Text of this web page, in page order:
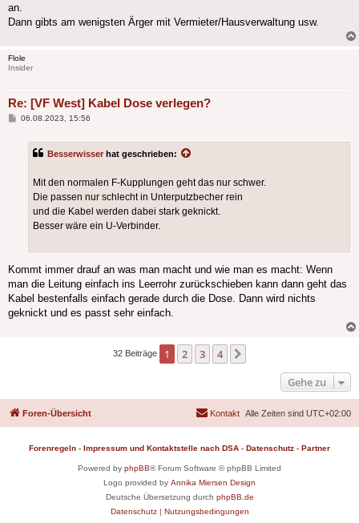
an.
Dann gibts am wenigsten Ärger mit Vermieter/Hausverwaltung usw.
Flole
Insider
Re: [VF West] Kabel Dose verlegen?
Beitrag
06.08.2023, 15:56
Besserwisser hat geschrieben:
Mit den normalen F-Kupplungen geht das nur schwer.
Die passen nur schlecht in Unterputzbecher rein
und die Kabel werden dabei stark geknickt.
Besser wäre ein U-Verbinder.
Kommt immer drauf an was man macht und wie man es macht: Wenn
man die Leitung einfach ins Leerrohr zurückschieben kann dann geht das
Kabel bestenfalls einfach gerade durch die Dose. Dann wird nichts
geknickt und es passt sehr einfach.
32 Beiträge 1 2 3 4
Gehe zu
Foren-Übersicht Alle Zeiten sind UTC+02:00
Kontakt
Forenregeln - Impressum und Kontaktstelle nach DSA - Datenschutz - Partner
Powered by phpBB® Forum Software © phpBB Limited
Logo provided by Annika Miersen Design
Deutsche Übersetzung durch phpBB.de
Datenschutz| Nutzungsbedingungen